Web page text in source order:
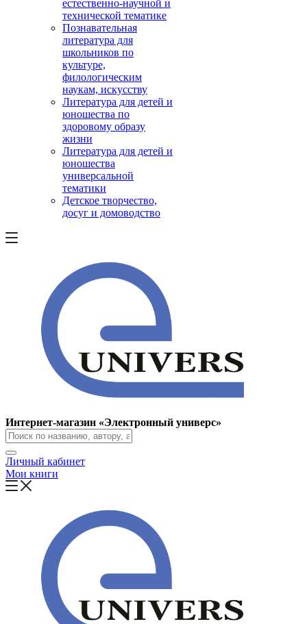
естественно-научной и
технической тематике
Познавательная
литература для
школьников по
культуре,
филологическим
наукам, искусству
Литература для детей и
юношества по
здоровому образу
жизни
Литература для детей и
юношества
универсальной
тематики
Детское творчество,
досуг и домоводство
Интернет-магазин «Электронный универс»
Личный кабинет
Мои книги